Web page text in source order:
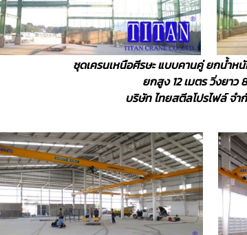
ชุดเครนเหนือศีรษะ แบบคานคู่ ยกน้ำหนั
ยกสูง 12 เมตร วิ่งยาว
บริษัท ไทยสตีลโปรไฟล์ จำ